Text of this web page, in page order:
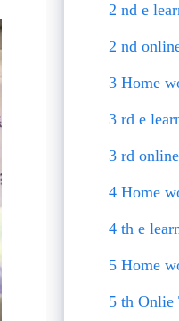
2 nd e
2 nd
3 Home
3 rd e
3 rd
4 Home
4 th e
5 Home
5 th Onlie